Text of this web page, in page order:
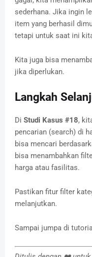
sederhana. Jika ingin
item yang berhasil
tetapi untuk saat ini
Kita juga bisa
jika diperlukan.
Langkah
Di Studi Kasus #18,
pencarian (search) di
bisa mencari
bisa menambahkan
harga atau fasilitas.
Pastikan fitur filter
melanjutkan.
Sampai jumpa di